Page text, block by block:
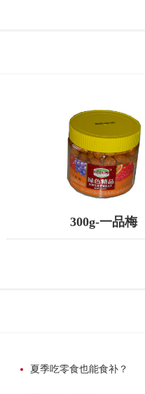
查看更多
300g-一品梅
夏季吃零食也能食补？